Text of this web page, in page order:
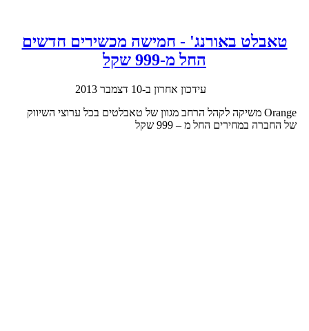
טאבלט באורנג' - חמישה מכשירים חדשים
החל מ-999 שקל
עידכון אחרון ב-10 דצמבר 2013
Orange משיקה לקהל הרחב מגוון של טאבלטים בכל ערוצי השיווק
של החברה במחירים החל מ – 999 שקל